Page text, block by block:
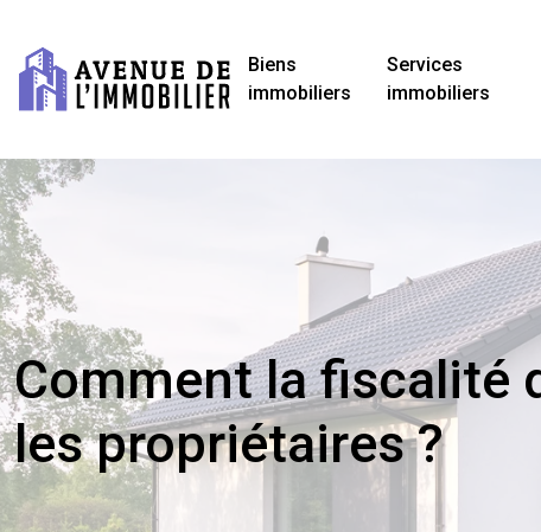
Biens
immobiliers
Services
immobiliers
Comment la fiscalité
les propriétaires ?